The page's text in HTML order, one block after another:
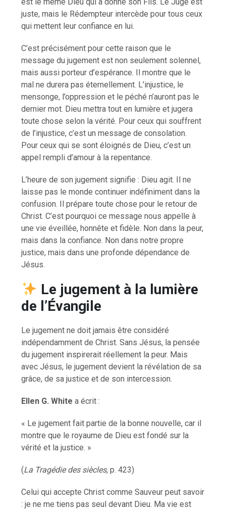
juste, mais le Rédempteur intercède pour tous ceux
qui mettent leur confiance en lui.
C’est précisément pour cette raison que le
message du jugement est non seulement solennel,
mais aussi porteur d’espérance. Il montre que le
mal ne durera pas éternellement. L’injustice, le
mensonge, l’oppression et le péché n’auront pas le
dernier mot. Dieu mettra tout en lumière et jugera
toute chose selon la vérité. Pour ceux qui souffrent
de l’injustice, c’est un message de consolation.
Pour ceux qui se sont éloignés de Dieu, c’est un
appel rempli d’amour à la repentance.
L’heure de son jugement signifie : Dieu agit. Il ne
laisse pas le monde continuer indéfiniment dans la
confusion. Il prépare toute chose pour le retour de
Christ. C’est pourquoi ce message nous appelle à
une vie éveillée, honnête et fidèle. Non dans la peur,
mais dans la confiance. Non dans notre propre
justice, mais dans une profonde dépendance de
Jésus.
Le jugement à la lumière
de l’Évangile
Le jugement ne doit jamais être considéré
indépendamment de Christ. Sans Jésus, la pensée
du jugement inspirerait réellement la peur. Mais
avec Jésus, le jugement devient la révélation de sa
grâce, de sa justice et de son intercession.
Ellen G. White a écrit :
« Le jugement fait partie de la bonne nouvelle, car il
montre que le royaume de Dieu est fondé sur la
vérité et la justice. »
(La Tragédie des siècles, p. 423)
Celui qui accepte Christ comme Sauveur peut savoir
: je ne me tiens pas seul devant Dieu. Ma vie est